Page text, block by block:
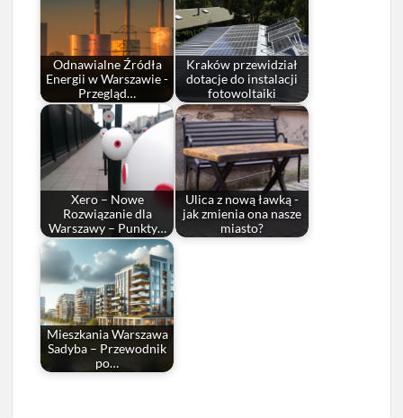
Odnawialne Źródła
Energii w Warszawie -
Przegląd…
Kraków przewidział
dotacje do instalacji
fotowoltaiki
Xero – Nowe
Rozwiązanie dla
Warszawy – Punkty…
Ulica z nową ławką -
jak zmienia ona nasze
miasto?
Mieszkania Warszawa
Sadyba – Przewodnik
po…